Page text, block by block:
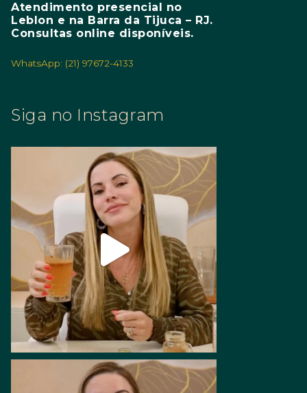
Atendimento presencial no
Leblon e na Barra da Tijuca – RJ.
Consultas online disponíveis.
WhatsApp: (21) 97672-4133
Siga no Instagram